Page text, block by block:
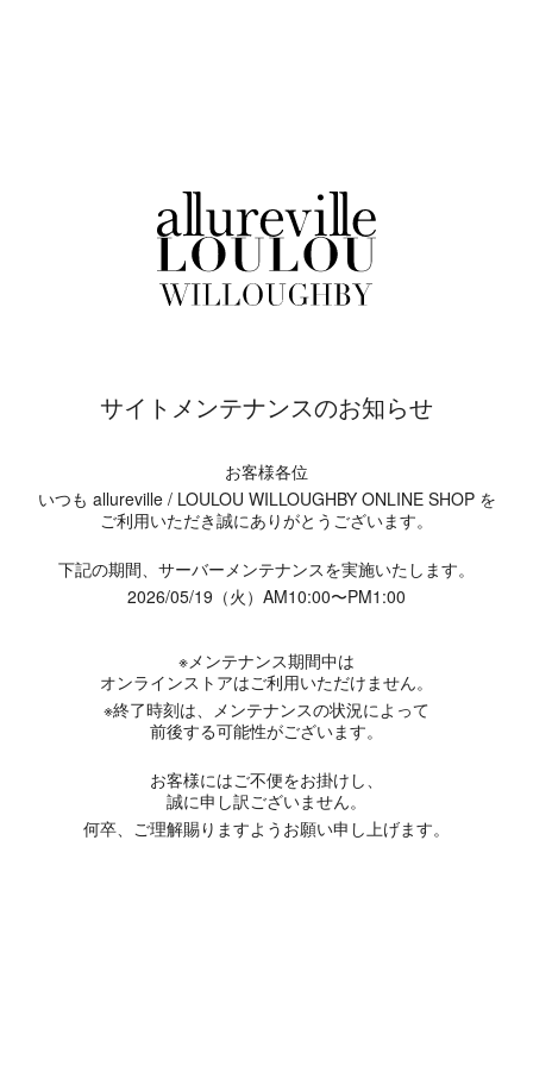
サイトメンテナンスのお知らせ
お客様各位
いつも allureville / LOULOU WILLOUGHBY ONLINE SHOP を
ご利用いただき誠にありがとうございます。
下記の期間、サーバーメンテナンスを実施いたします。
2026/05/19（火）AM10:00〜PM1:00
※メンテナンス期間中は
オンラインストアはご利用いただけません。
※終了時刻は、メンテナンスの状況によって
前後する可能性がございます。
お客様にはご不便をお掛けし、
誠に申し訳ございません。
何卒、ご理解賜りますようお願い申し上げます。